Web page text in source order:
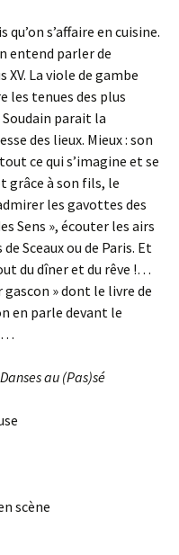
s’affaire en cuisine.
entend parler de
La viole de gambe
les tenues des plus
parait la
des lieux. Mieux : son
ce qui s’imagine et se
grâce à son fils, le
les gavottes des
Sens », écouter les airs
Sceaux ou de Paris. Et
du dîner et du rêve !…
» dont le livre de
en parle devant le
Danses au (Pas)sé
scène